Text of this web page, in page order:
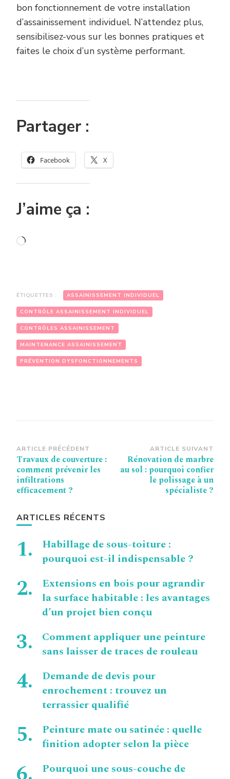
bon fonctionnement de votre installation
d’assainissement individuel. N’attendez plus,
sensibilisez-vous sur les bonnes pratiques et
faites le choix d’un système performant.
Partager :
Facebook X
J’aime ça :
Chargement…
ÉTIQUETTES : ASSAINISSEMENT INDIVIDUEL
CONTRÔLE ASSAINISSEMENT INDIVIDUEL
CONTRÔLES ASSAINISSEMENT
MAINTENANCE ASSAINISSEMENT
PRÉVENTION DYSFONCTIONNEMENTS
Navigation
d’article
ARTICLE PRÉCÉDENT
Travaux de couverture :
comment prévenir les
infiltrations
efficacement ?
ARTICLE SUIVANT
Rénovation de marbre
au sol : pourquoi confier
le polissage à un
spécialiste ?
ARTICLES RÉCENTS
Habillage de sous-toiture :
pourquoi est-il indispensable ?
Extensions en bois pour agrandir
la surface habitable : les avantages
d’un projet bien conçu
Comment appliquer une peinture
sans laisser de traces de rouleau
Demande de devis pour
enrochement : trouvez un
terrassier qualifié
Peinture mate ou satinée : quelle
finition adopter selon la pièce
Pourquoi une sous-couche de